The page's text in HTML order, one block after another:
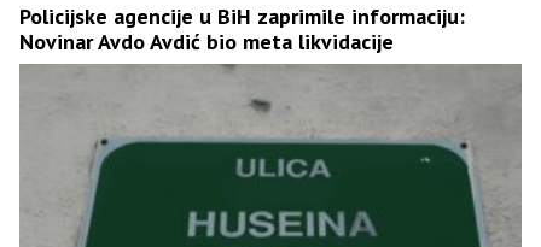
Policijske agencije u BiH zaprimile informaciju:
Novinar Avdo Avdić bio meta likvidacije